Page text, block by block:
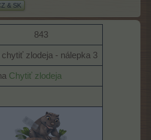
& SK
843​
chytiť zlodeja - nálepka 3
Chytiť zlodeja